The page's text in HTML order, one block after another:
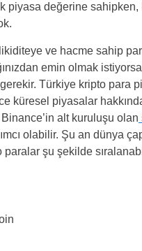
piyasa değerine sahipken,
ve hacme sahip
emin olmak
gerekir. Türkiye kripto para
küresel piyasalar
alt kuruluşu olan
olabilir. Şu an dünya
paralar şu şekilde